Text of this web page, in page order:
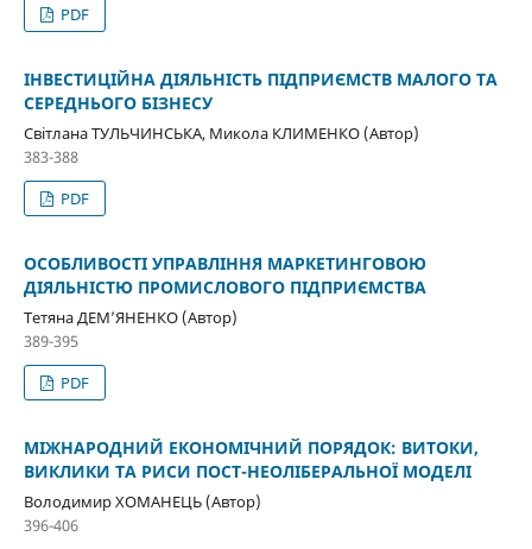
PDF
ІНВЕСТИЦІЙНА ДІЯЛЬНІСТЬ ПІДПРИЄМСТВ МАЛОГО ТА
СЕРЕДНЬОГО БІЗНЕСУ
Світлана ТУЛЬЧИНСЬКА, Микола КЛИМЕНКО (Автор)
383-388
PDF
ОСОБЛИВОСТІ УПРАВЛІННЯ МАРКЕТИНГОВОЮ
ДІЯЛЬНІСТЮ ПРОМИСЛОВОГО ПІДПРИЄМСТВА
Тетяна ДЕМ’ЯНЕНКО (Автор)
389-395
PDF
МІЖНАРОДНИЙ ЕКОНОМІЧНИЙ ПОРЯДОК: ВИТОКИ,
ВИКЛИКИ ТА РИСИ ПОСТ-НЕОЛІБЕРАЛЬНОЇ МОДЕЛІ
Володимир ХОМАНЕЦЬ (Автор)
396-406